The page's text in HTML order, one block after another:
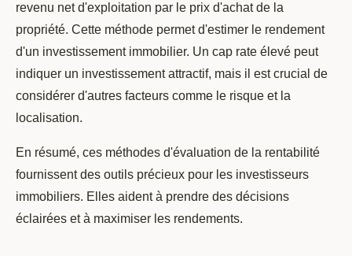
revenu net d'exploitation par le prix d'achat de la
propriété. Cette méthode permet d'estimer le rendement
d'un investissement immobilier. Un cap rate élevé peut
indiquer un investissement attractif, mais il est crucial de
considérer d'autres facteurs comme le risque et la
localisation.
En résumé, ces méthodes d'évaluation de la rentabilité
fournissent des outils précieux pour les investisseurs
immobiliers. Elles aident à prendre des décisions
éclairées et à maximiser les rendements.